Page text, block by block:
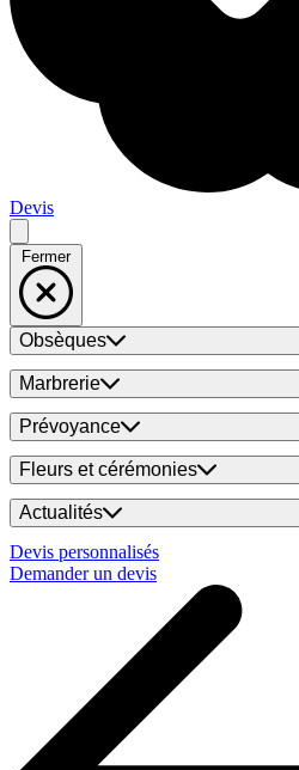
Devis
Fermer
Obsèques
Marbrerie
Prévoyance
Fleurs et cérémonies
Actualités
Devis personnalisés
Demander un devis